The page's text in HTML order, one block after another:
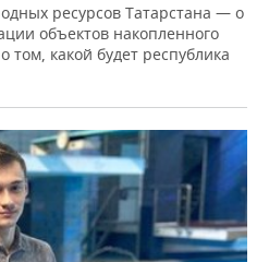
ресурсов Татарстана — о
объектов накопленного
какой будет республика